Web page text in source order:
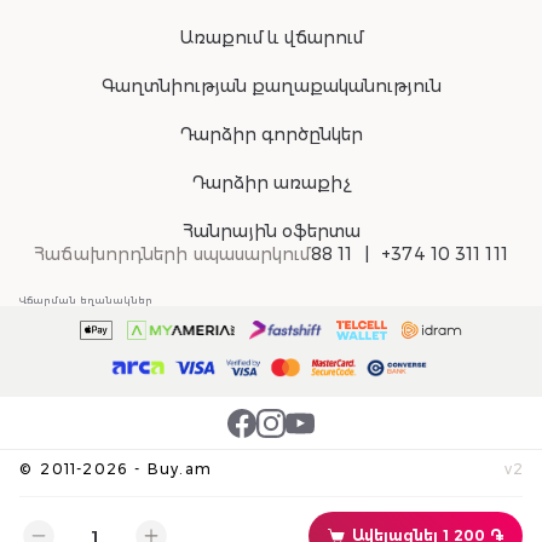
Ավելացնել 1 200 ֏
Առաքում և վճարում
Գաղտնիության քաղաքականություն
Դարձիր գործընկեր
Դարձիր առաքիչ
Հանրային օֆերտա
Հաճախորդների սպասարկում88 11 +374 10 311 111
© 2011-2026 - Buy.am v2
Վճարման եղանակներ